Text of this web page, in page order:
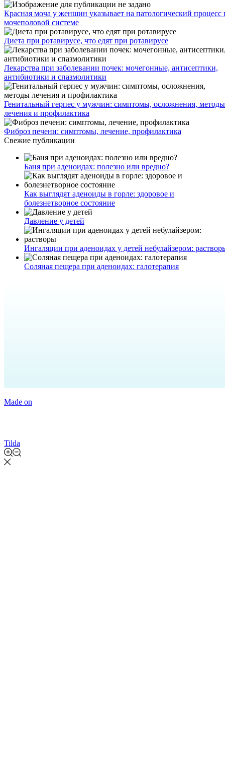
Красная моча у женщин указывает на патологический процесс
мочеполовой системе
Диета при ротавирусе, что едят при ротавирусе
Лекарства при заболевании почек: мочегонные, антисептики,
антибиотики и спазмолитики
Генитальный герпес у мужчин: симптомы, осложнения, методы
лечения и профилактика
Фиброз печени: симптомы, лечение, профилактика
Свежие публикации
Баня при аденоидах: полезно или вредно?
Как выглядят аденоиды в горле: здоровое и
болезнетворное состояние
Давление у детей
Ингаляции при аденоидах у детей небулайзером:
Соляная пещера при аденоидах: галотерапия
Made on
Tilda